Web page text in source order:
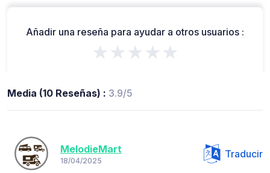
Añadir una reseña para ayudar a otros usuarios :
★★★★★
Media (10 Reseñas) : 3.9/5
MelodieMart
18/04/2025
Traducir